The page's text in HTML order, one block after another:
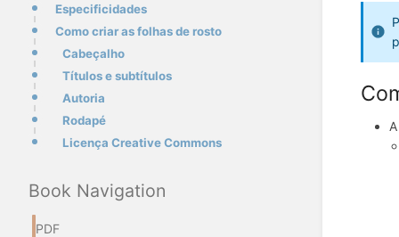
Especificidades
Como criar as folhas de rosto
Cabeçalho
Títulos e subtítulos
Autoria
Rodapé
Licença Creative Commons
Book Navigation
PDF